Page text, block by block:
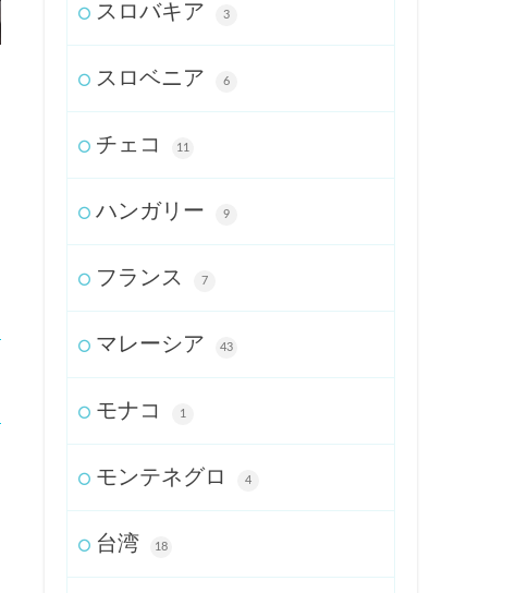
スロバキア 3
スロベニア 6
チェコ 11
ハンガリー 9
フランス 7
マレーシア 43
モナコ 1
モンテネグロ 4
台湾 18